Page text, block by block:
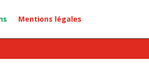
Mentions légales